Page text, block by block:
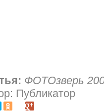
ФОТОзверь
Публикатор